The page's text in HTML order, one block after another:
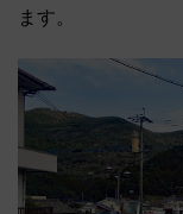
ます。